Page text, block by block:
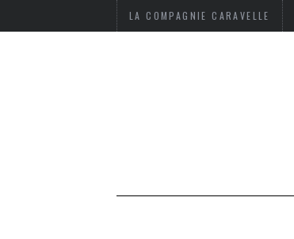
LA COMPAGNIE CARAVELLE